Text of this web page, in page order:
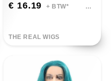
€ 16.19 + BTW*
THE REAL WIGS